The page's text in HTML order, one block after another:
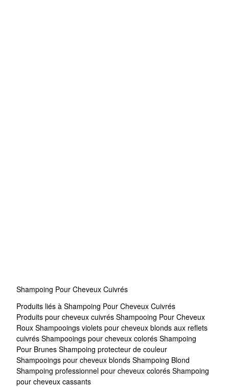
Shampoing Pour Cheveux Cuivrés
Produits liés à Shampoing Pour Cheveux Cuivrés
Produits pour cheveux cuivrés Shampooing Pour Cheveux
Roux Shampooings violets pour cheveux blonds aux reflets
cuivrés Shampooings pour cheveux colorés Shampoing
Pour Brunes Shampoing protecteur de couleur
Shampooings pour cheveux blonds Shampoing Blond
Shampoing professionnel pour cheveux colorés Shampoing
pour cheveux cassants